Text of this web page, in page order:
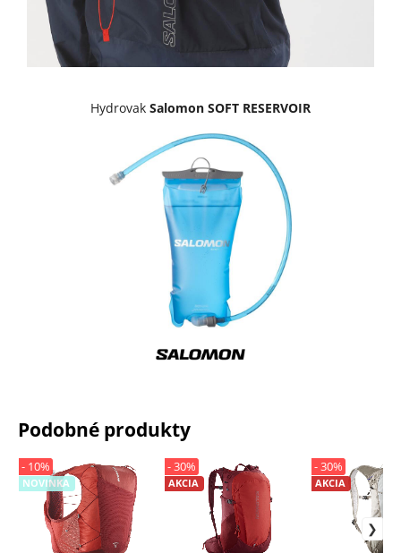
Hydrovak Salomon SOFT RESERVOIR
Podobné produkty
NOVINKA
- 10%
AKCIA
- 30%
AKCIA
- 30%